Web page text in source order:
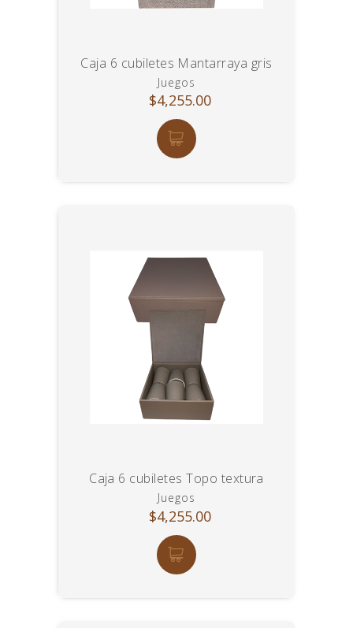
Caja 6 cubiletes Mantarraya gris
Juegos
$4,255.00
Caja 6 cubiletes Topo textura
Juegos
$4,255.00